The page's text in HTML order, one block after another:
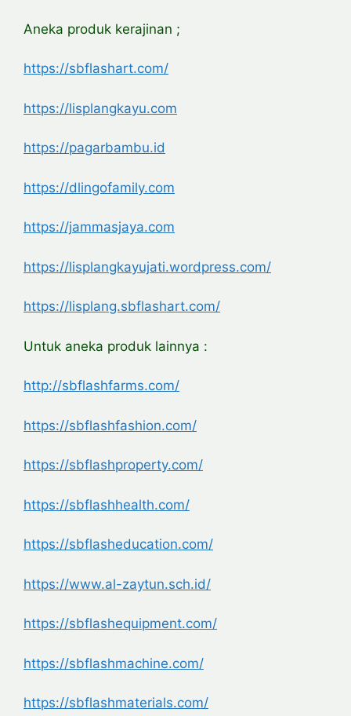
Aneka produk kerajinan ;
https://sbflashart.com/
https://lisplangkayu.com
https://pagarbambu.id
https://dlingofamily.com
https://jammasjaya.com
https://lisplangkayujati.wordpress.com/
https://lisplang.sbflashart.com/
Untuk aneka produk lainnya :
http://sbflashfarms.com/
https://sbflashfashion.com/
https://sbflashproperty.com/
https://sbflashhealth.com/
https://sbflasheducation.com/
https://www.al-zaytun.sch.id/
https://sbflashequipment.com/
https://sbflashmachine.com/
https://sbflashmaterials.com/